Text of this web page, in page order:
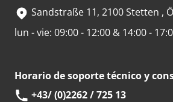
Sandstraße 11, 2100 Stetten ,
lun - vie: 09:00 - 12:00 & 14:00 -
Horario de soporte técnico y
+43/ (0)2262 / 725 13